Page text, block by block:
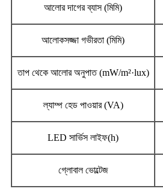
আলোর দাগের ব্যাস (মিমি)
আলোকসজ্জা গভীরতা (মিমি)
তাপ থেকে আলোর অনুপাত (mW/m²·lux)
ল্যাম্প হেড পাওয়ার (VA)
LED সার্ভিস লাইফ(h)
গ্লোবাল ভোল্টেজ